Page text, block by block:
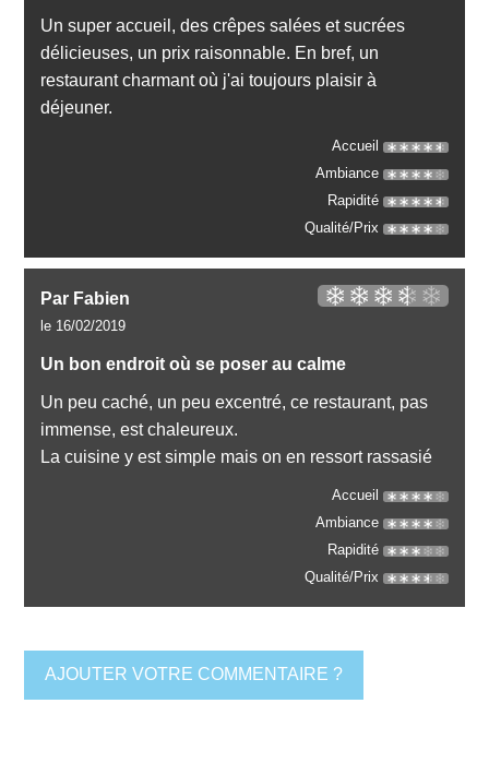
Un super accueil, des crêpes salées et sucrées
délicieuses, un prix raisonnable. En bref, un
restaurant charmant où j'ai toujours plaisir à
déjeuner.
Accueil
Ambiance
Rapidité
Qualité/Prix
Par Fabien
le 16/02/2019
Un bon endroit où se poser au calme
Un peu caché, un peu excentré, ce restaurant, pas
immense, est chaleureux.
La cuisine y est simple mais on en ressort rassasié
Accueil
Ambiance
Rapidité
Qualité/Prix
AJOUTER VOTRE COMMENTAIRE ?